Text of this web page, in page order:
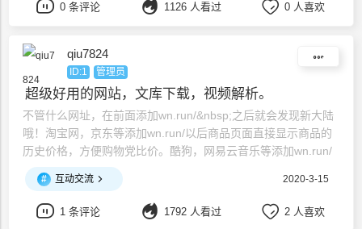
己。一人亦人，众人为
0 条评论 1126 人看过 0 人喜欢
qiu7824
ID:1 管理员
超级好用的网站，文库下载，视频解析。
不管什么网址，在前面添加wn.run/&nbsp;之后就会发现新大陆
哦！淘宝网，京东等添加wn.run/以后商品页面直接显示商品的
历史价格，方便购物党比价。酷狗，网易云音乐等添加wn.run/
以后直接显示当前音乐的真实下载地址，管你是不是VIP，统统
下。爱奇艺，腾讯，bilibili等添加wn.run/以后显示视频下载地址
和某些付费特殊视频解锁，居然比VIP还屌。百度文库，豆丁文
库等（文库
# 互动交流 2020-3-15
1 条评论 1792 人看过 2 人喜欢